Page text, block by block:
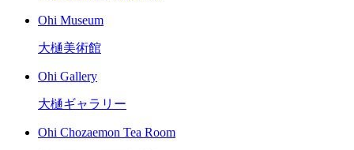
Ohi Museum
大樋美術館
Ohi Gallery
大樋ギャラリー
Ohi Chozaemon Tea Room